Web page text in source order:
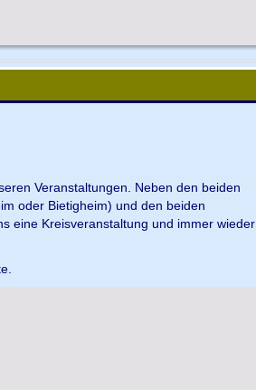
Veranstaltungen. Neben den beiden
oder Bietigheim) und den beiden
eine Kreisveranstaltung und immer wieder